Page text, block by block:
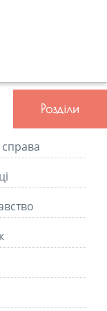
Розділи
справа